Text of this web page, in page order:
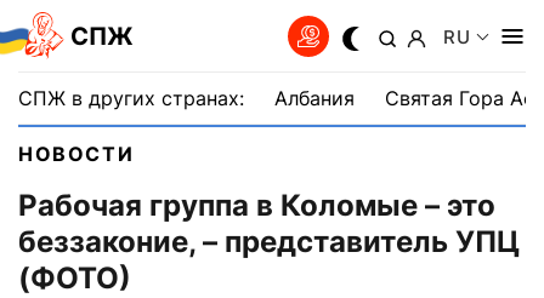
СПЖ RU
СПЖ в других странах: Албания Святая Гора
НОВОСТИ
Рабочая группа в Коломые – это
беззаконие, – представитель УПЦ
(ФОТО)